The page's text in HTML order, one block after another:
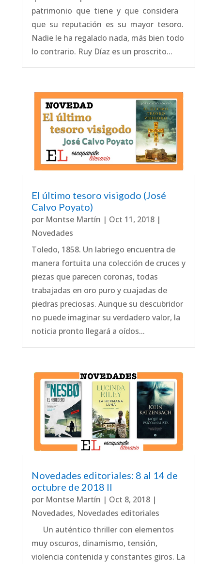
patrimonio que tiene y que considera
que su reputación es su mayor tesoro.
Nadie le ha regalado nada, más bien todo
lo contrario. Ruy Díaz es un proscrito...
El último tesoro visigodo (José
Calvo Poyato)
por Montse Martín | Oct 11, 2018|
Novedades
Toledo, 1858. Un labriego encuentra de
manera fortuita una colección de cruces y
piezas que parecen coronas, todas
trabajadas en oro puro y cuajadas de
piedras preciosas. Aunque su descubridor
no puede imaginar su verdadero valor, la
noticia pronto llegará a oídos...
Novedades editoriales: 8 al 14 de
octubre de 2018 II
por Montse Martín | Oct 8, 2018|
Novedades, Novedades editoriales
Un auténtico thriller con elementos
muy oscuros, dinamismo, tensión,
violencia contenida y constantes giros. La